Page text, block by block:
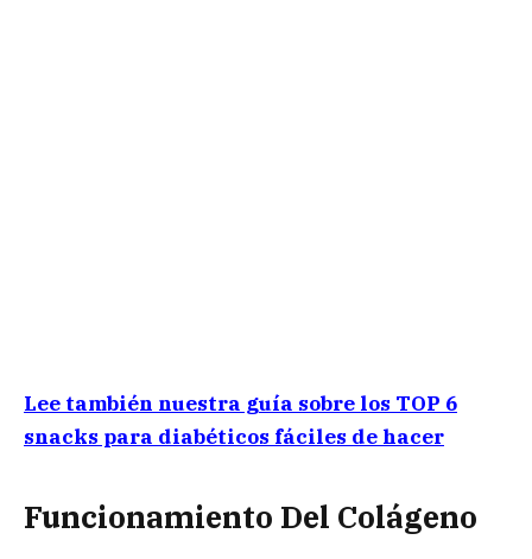
Lee también nuestra guía sobre los TOP 6
snacks para diabéticos fáciles de hacer
Funcionamiento Del Colágeno